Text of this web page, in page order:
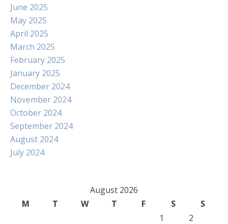
June 2025
May 2025
April 2025
March 2025
February 2025
January 2025
December 2024
November 2024
October 2024
September 2024
August 2024
July 2024
August 2026
M
T W T F S
S
1
2